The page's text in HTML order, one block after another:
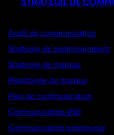
STRATÉGIE DE
Audit de communication
Stratégie de positionnement
Stratégie de marque
Plateforme de marque
Plan de communication
Communication RSE
Communication employeur